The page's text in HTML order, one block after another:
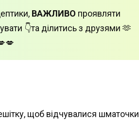
ВАЖЛИВО проявляти
👇та ділитись з друзями 🫶
щоб відчувалися шматочки